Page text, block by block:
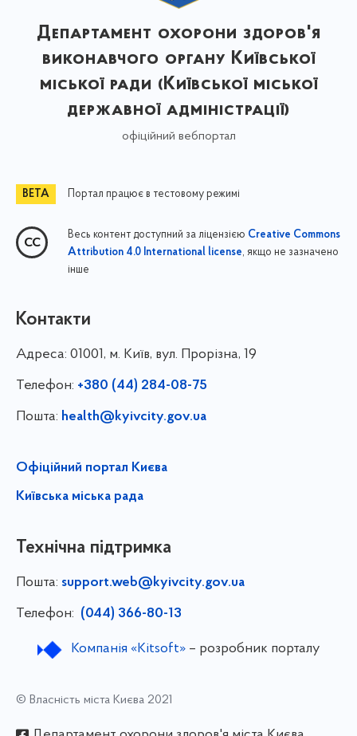
Департамент охорони здоров'я
виконавчого органу Київської
міської ради (Київської міської
державної адміністрації)
офіційний вебпортал
Портал працює в тестовому режимі
Весь контент доступний за ліцензією Creative Commons
Attribution 4.0 International license, якщо не зазначено
інше
Контакти
Адреса: 01001, м. Київ, вул. Прорізна, 19
Телефон: +380 (44) 284-08-75
Пошта: health@kyivcity.gov.ua
Офіційний портал Києва
Київська міська рада
Технічна підтримка
Пошта: support.web@kyivcity.gov.ua
Телефон: (044) 366-80-13
Компанія «Kitsoft»– розробник порталу
© Власність міста Києва 2021